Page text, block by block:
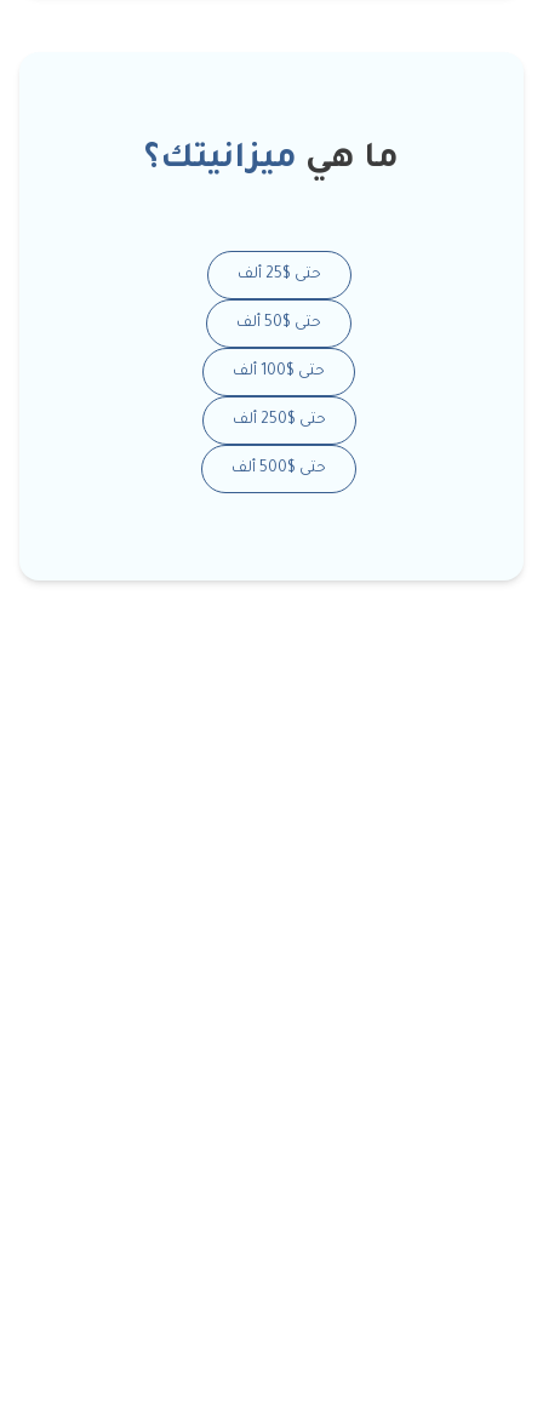
ما هي ميزانيتك؟
حتى $25 ألف
حتى $50 ألف
حتى $100 ألف
حتى $250 ألف
حتى $500 ألف